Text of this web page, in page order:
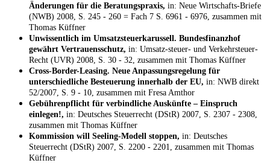
Änderungen für die Beratungspraxis, in: Neue Wirtschafts-Briefe
(NWB) 2008, S. 245 - 260 = Fach 7 S. 6961 - 6976, zusammen mit
Thomas Küffner
Unwissentlich im Umsatzsteuerkarussell. Bundesfinanzhof
gewährt Vertrauensschutz, in: Umsatz-steuer- und Verkehrsteuer-
Recht (UVR) 2008, S. 30 - 32, zusammen mit Thomas Küffner
Cross-Border-Leasing. Neue Anpassungsregelung für
unterschiedliche Besteuerung innerhalb der EU, in: NWB direkt
52/2007, S. 9 - 10, zusammen mit Fresa Amthor
Gebührenpflicht für verbindliche Auskünfte – Einspruch
einlegen!, in: Deutsches Steuerrecht (DStR) 2007, S. 2307 - 2308,
zusammen mit Thomas Küffner
Kommission will Seeling-Modell stoppen, in: Deutsches
Steuerrecht (DStR) 2007, S. 2200 - 2201, zusammen mit Thomas
Küffner